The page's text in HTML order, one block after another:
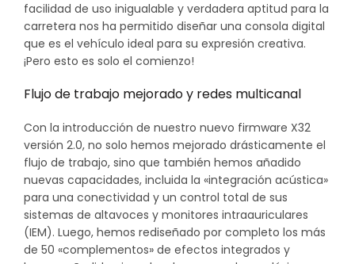
facilidad de uso inigualable y verdadera aptitud para la
carretera nos ha permitido diseñar una consola digital
que es el vehículo ideal para su expresión creativa.
¡Pero esto es solo el comienzo!
Flujo de trabajo mejorado y redes multicanal
Con la introducción de nuestro nuevo firmware X32
versión 2.0, no solo hemos mejorado drásticamente el
flujo de trabajo, sino que también hemos añadido
nuevas capacidades, incluida la «integración acústica»
para una conectividad y un control total de sus
sistemas de altavoces y monitores intraauriculares
(IEM). Luego, hemos rediseñado por completo los más
de 50 «complementos» de efectos integrados y